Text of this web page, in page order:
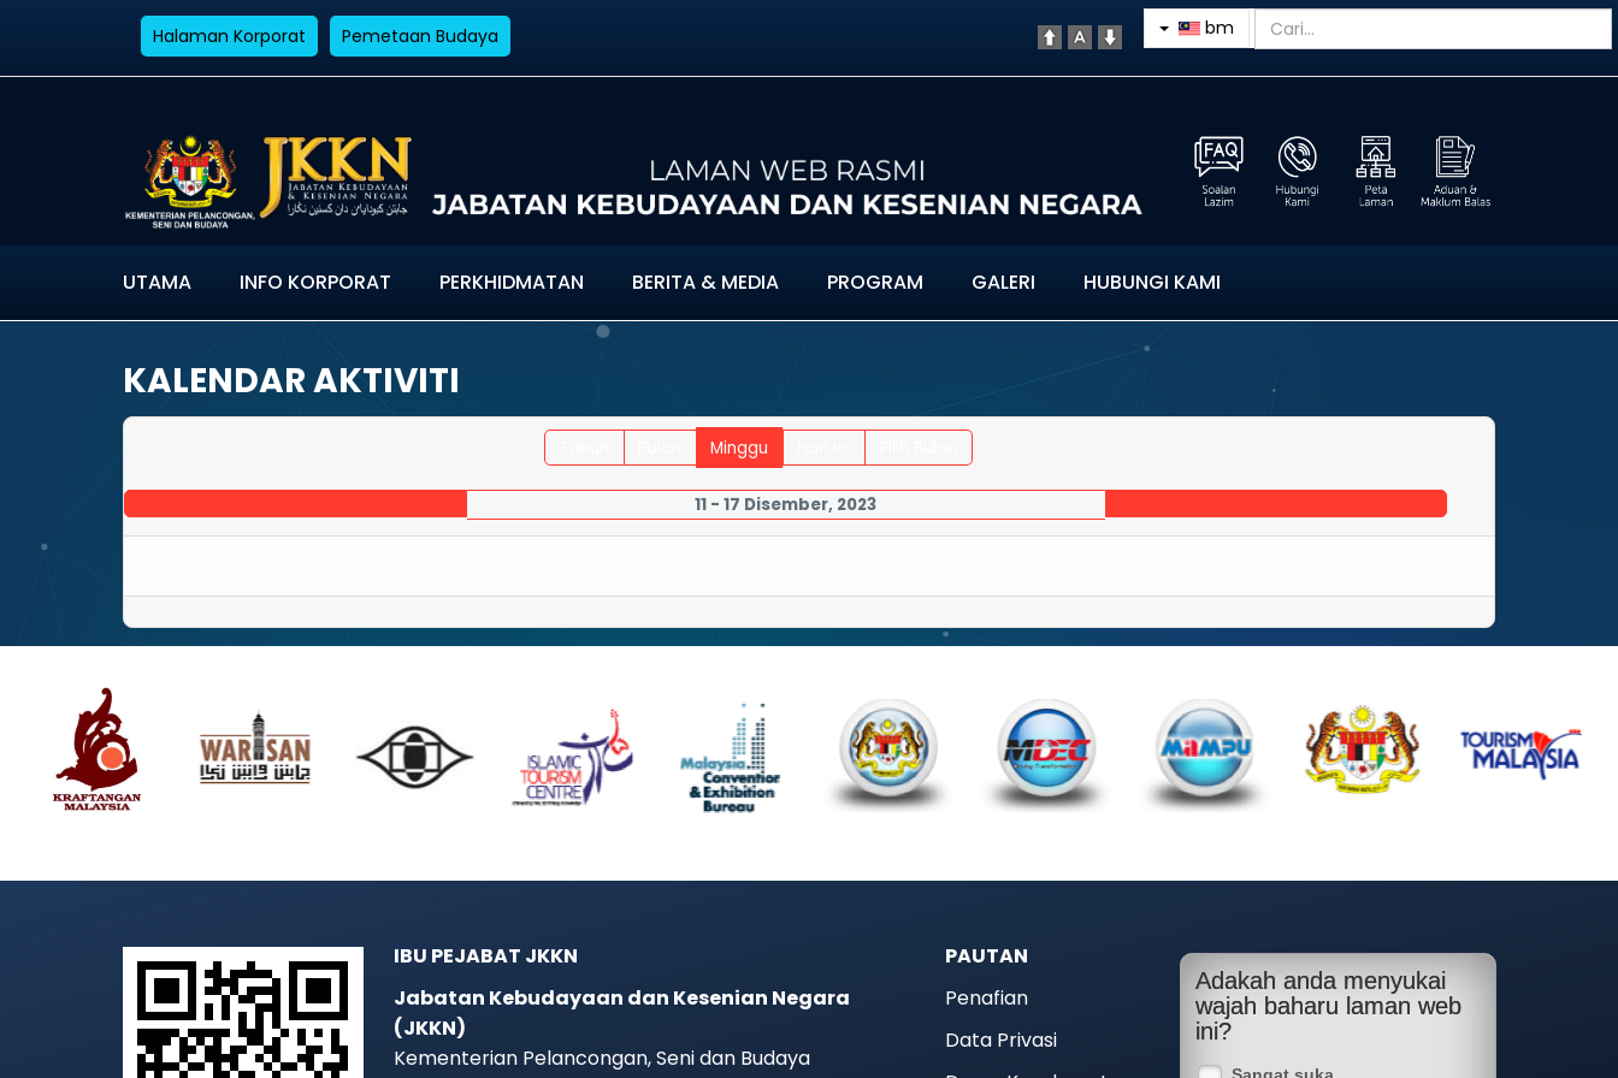
Halaman Korporat Pemetaan Budaya bm
UTAMA INFO KORPORAT PERKHIDMATAN BERITA & MEDIA PROGRAM GALERI HUBUNGI KAMI
KALENDAR AKTIVITI
Minggu
11 - 17 Disember, 2023
IBU PEJABAT JKKN
Jabatan Kebudayaan dan Kesenian Negara
(JKKN)
Kementerian Pelancongan, Seni dan Budaya
PAUTAN
Penafian
Data Privasi
Adakah anda menyukai
wajah baharu laman web
ini?